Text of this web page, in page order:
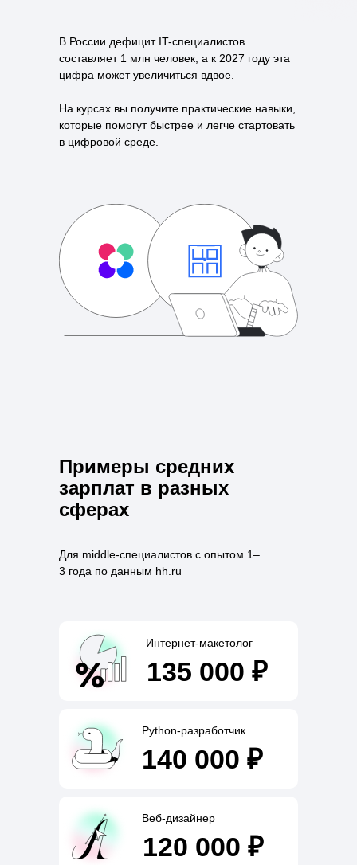
В России дефицит IT-специалистов
составляет1 млн человек, а к 2027 году эта
цифра может увеличиться вдвое.
На курсах вы получите практические навыки,
которые помогут быстрее и легче стартовать
в цифровой среде.
135 000 ₽
Интернет-макетолог
140 000 ₽
Python-разработчик
120 000 ₽
Веб-дизайнер
Примеры средних
зарплат в разных
сферах
Для middle-специалистов с опытом 1–
3 года по данным hh.ru